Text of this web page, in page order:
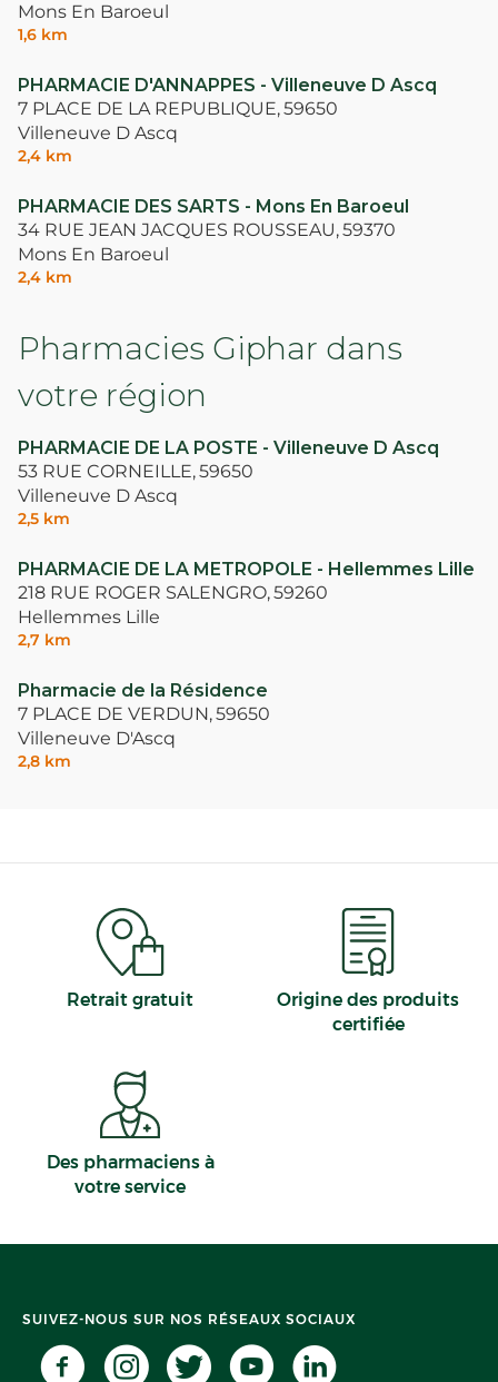
Mons En Baroeul
1,6 km
PHARMACIE D'ANNAPPES - Villeneuve D Ascq
7 PLACE DE LA REPUBLIQUE,59650
Villeneuve D Ascq
2,4 km
PHARMACIE DES SARTS - Mons En Baroeul
34 RUE JEAN JACQUES ROUSSEAU,59370
Mons En Baroeul
2,4 km
Pharmacies Giphar dans
votre région
PHARMACIE DE LA POSTE - Villeneuve D Ascq
53 RUE CORNEILLE,59650
Villeneuve D Ascq
2,5 km
PHARMACIE DE LA METROPOLE - Hellemmes Lille
218 RUE ROGER SALENGRO,59260
Hellemmes Lille
2,7 km
Pharmacie de la Résidence
7 PLACE DE VERDUN,59650
Villeneuve D'Ascq
2,8 km
Retrait gratuit
Origine des produits
certifiée
Des pharmaciens à
votre service
SUIVEZ-NOUS SUR NOS RÉSEAUX SOCIAUX